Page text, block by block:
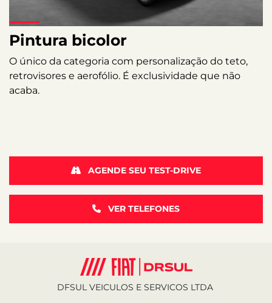
Pintura bicolor
O único da categoria com personalização do teto,
retrovisores e aerofólio. É exclusividade que não
acaba.
VER TELEFONES
AGENDE SEU TEST-DRIVE
DFSUL VEICULOS E SERVICOS LTDA